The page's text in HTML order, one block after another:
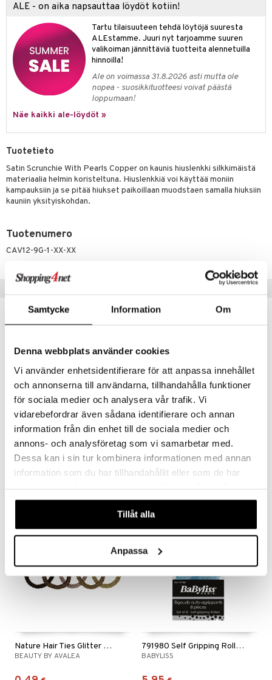
Samtycke Information Om
Denna webbplats använder cookies
Vi använder enhetsidentifierare för att anpassa innehållet
och annonserna till användarna, tillhandahålla funktioner
för sociala medier och analysera vår trafik. Vi
vidarebefordrar även sådana identifierare och annan
information från din enhet till de sociala medier och
annons- och analysföretag som vi samarbetar med.
Dessa kan i sin tur kombinera informationen med annan
information som du har tillhandahållit eller som de har
våra cookies vid fortsatt användande av vår webbplats.
Tillåt alla
Anpassa
ALE - on aika napsauttaa löydöt kotiin!
Tartu tilaisuuteen tehdä löytöjä suuresta
ALEstamme. Juuri nyt tarjoamme suuren
valikoiman jännittäviä tuotteita alennetuilla
hinnoilla!
Ale on voimassa 31.8.2026 asti mutta ole
nopea - suosikkituotteesi voivat päästä
loppumaan!
Näe kaikki ale-löydöt »
Tuotetieto
Satin Scrunchie With Pearls Copper on kaunis hiuslenkki silkkimäistä
materiaalia helmin koristeltuna. Hiuslenkkiä voi käyttää moniin
kampauksiin ja se pitää hiukset paikoillaan muodstaen samalla hiuksiin
kauniin yksityiskohdan.
Tuotenumero
CAV12-9G-1-XX-XX
Scrunchie
BEAUTY BY AVALEA
1,90 €
BLAX
alk.5,21 € 6,95 €)
Nature Hair Ties Glitter With Pearl
BEAUTY BY AVALEA
791980 Self Gripping Rollers
BABYLISS
iho
iho
iho
Päivävoide
hoito
tarvikkeet
/ Kajaali
&
Set
tuotteet
hoito
poisto
hoito
& saippuat
tuotteet
shave balm
shave lotion
de cologne
de toilette
hoito
& saippuat
1: Puhdistus
2: Kirkastus
ja Vartalonhoito
ja naamiot
Huulten Hoito
Elixir
Happy
Happy For Men
& Soujaus
& Ihonpuhdistus
& vastauksia